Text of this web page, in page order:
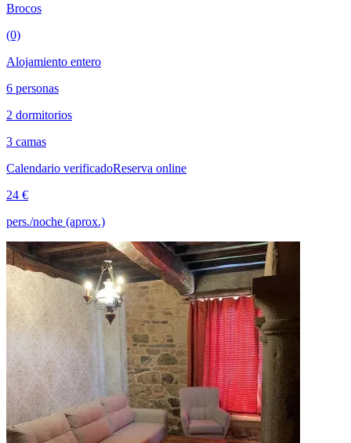
Brocos
(0)
Alojamiento entero
6 personas
2 dormitorios
3 camas
Calendario verificadoReserva online
24 €
pers./noche (aprox.)